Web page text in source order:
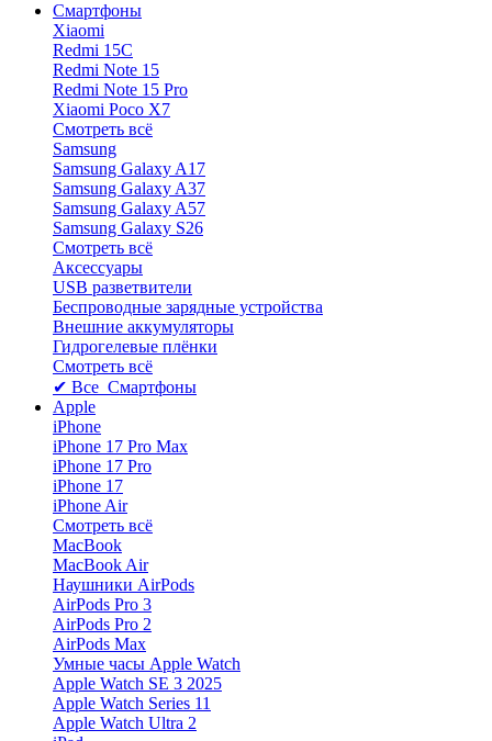
Смартфоны
Xiaomi
Redmi 15C
Redmi Note 15
Redmi Note 15 Pro
Xiaomi Poco X7
Смотреть всё
Samsung
Samsung Galaxy A17
Samsung Galaxy A37
Samsung Galaxy A57
Samsung Galaxy S26
Смотреть всё
Аксессуары
USB разветвители
Беспроводные зарядные устройства
Внешние аккумуляторы
Гидрогелевые плёнки
Смотреть всё
✔ Все Смартфоны
Apple
iPhone
iPhone 17 Pro Max
iPhone 17 Pro
iPhone 17
iPhone Air
Смотреть всё
MacBook
MacBook Air
Наушники AirPods
AirPods Pro 3
AirPods Pro 2
AirPods Max
Умные часы Apple Watch
Apple Watch SE 3 2025
Apple Watch Series 11
Apple Watch Ultra 2